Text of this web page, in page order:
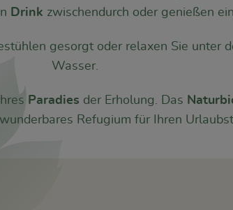
Drink zwischendurch oder genießen
gesorgt oder relaxen Sie unter
Wasser.
Paradies der Erholung. Das
Refugium für Ihren